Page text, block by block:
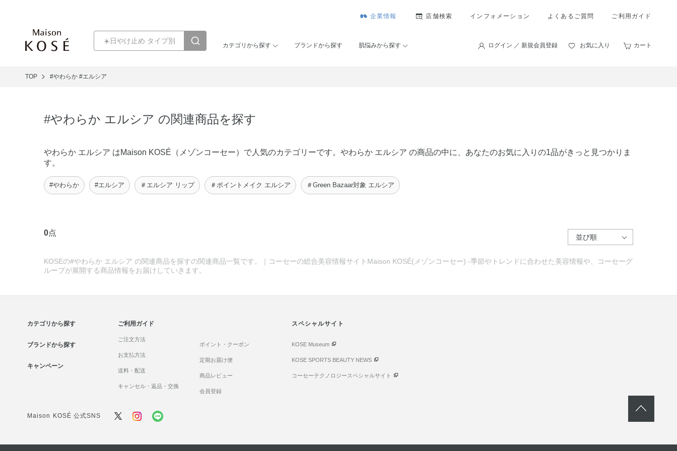
企業情報 店舗検索 インフォメーション よくあるご質問 ご利用ガイド
カテゴリから探す ブランドから探す 肌悩みから探す ログイン ／ 新規会員登録 お気に入り カート
TOP #やわらか #エルシア
#やわらか エルシア の関連商品を探す
やわらか エルシア はMaison KOSÉ（メゾンコーセー）で人気のカテゴリーです。やわらか エルシア の商品の中に、あなたのお気に入りの1品がきっと見つかりま
す。
#やわらか #エルシア ＃エルシア リップ ＃ポイントメイク エルシア ＃Green Bazaar対象 エルシア
0点
KOSEの#やわらか エルシア の関連商品を探すの関連商品一覧です。｜コーセーの総合美容情報サイトMaison KOSÉ(メゾンコーセー) -季節やトレンドに合わせた美容情報や、コーセーグ
ループが展開する商品情報をお届けしていきます。
カテゴリから探す
ブランドから探す
キャンペーン
ご利用ガイド
ご注文方法
お支払方法
送料・配送
キャンセル・返品・交換
ポイント・クーポン
定期お届け便
商品レビュー
会員登録
スペシャルサイト
KOSE Museum
KOSE SPORTS BEAUTY NEWS
コーセーテクノロジースペシャルサイト
Maison KOSÉ 公式SNS